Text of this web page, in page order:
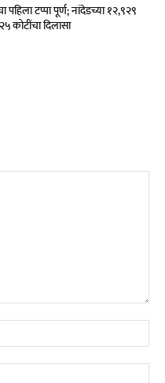
पहिला टप्पा पूर्ण; नांदेडच्या १२,९२९
कोटींचा दिलासा